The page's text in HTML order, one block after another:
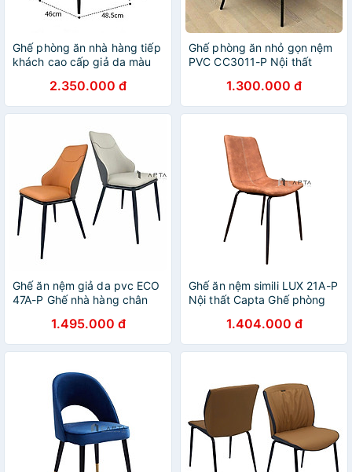
Ghế phòng ăn nhà hàng tiếp
khách cao cấp giả da màu
2.350.000 đ
Ghế phòng ăn nhỏ gọn nệm
PVC CC3011-P Nội thất
chống thấm nước dễ vệ sinh
lau chùi chân sắt sơn tĩnh
điện màu đen xếp chồng
tiện lợi hcm
1.300.000 đ
Ghế ăn nệm giả da pvc ECO
47A-P Ghế nhà hàng chân
PVC kem cam xám đậm
dinning chair
1.495.000 đ
Ghế ăn nệm simili LUX 21A-P
Nội thất Capta Ghế phòng
khẩu không tay tựa nhỏ gọn
nệm pvc màu nâu kem chân
sắt sơn tĩnh điện màu đen tại
1.404.000 đ